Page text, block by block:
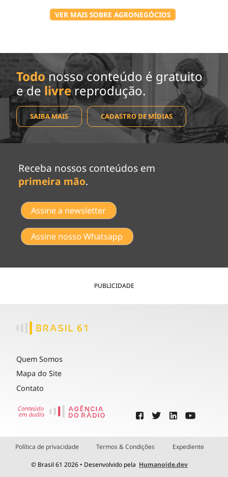
VER MAIS SOBRE AGRONEGÓCIOS
Todo nosso conteúdo é gratuito
e de livrereprodução.
SAIBA MAIS CADASTRO DE MÍDIAS
Receba nossos conteúdos em
primeira mão.
Assine a newsletter
Assine nosso Whatsapp
PUBLICIDADE
Quem Somos
Mapa do Site
Contato
Política de privacidade Termos & Condições Expediente
© Brasil 61 2026 • Desenvolvido pela Humanoide.dev